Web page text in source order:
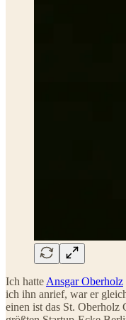
Ich hatte Ansgar Oberholz
ich ihn anrief, war er
einen ist das St. Oberholz